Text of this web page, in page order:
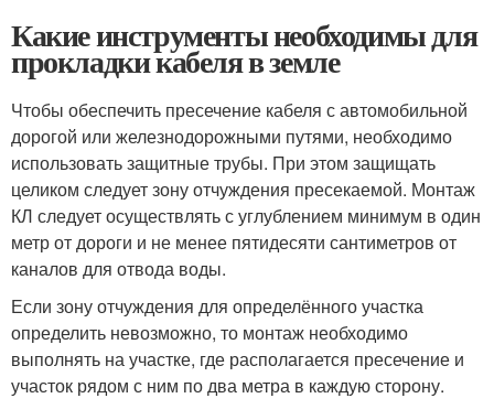
Какие инструменты необходимы для
прокладки кабеля в земле
Чтобы обеспечить пресечение кабеля с автомобильной
дорогой или железнодорожными путями, необходимо
использовать защитные трубы. При этом защищать
целиком следует зону отчуждения пресекаемой. Монтаж
КЛ следует осуществлять с углублением минимум в один
метр от дороги и не менее пятидесяти сантиметров от
каналов для отвода воды.
Если зону отчуждения для определённого участка
определить невозможно, то монтаж необходимо
выполнять на участке, где располагается пресечение и
участок рядом с ним по два метра в каждую сторону.